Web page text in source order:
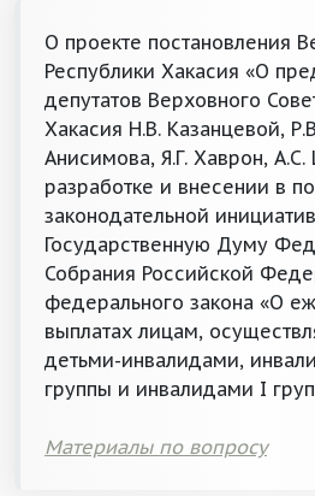
О проекте постановления
Республики Хакасия «О
депутатов Верховного
Хакасия Н.В. Казанцевой,
Анисимова, Я.Г. Хаврон,
разработке и внесении в
законодательной
Государственную Думу
Собрания Российской
федерального закона «О
выплатах лицам,
детьми-инвалидами,
группы и инвалидами I
Материалы по вопросу